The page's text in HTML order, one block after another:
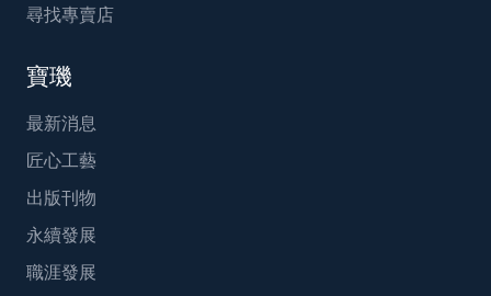
尋找專賣店
寶璣
最新消息
匠心工藝
出版刊物
永續發展
職涯發展